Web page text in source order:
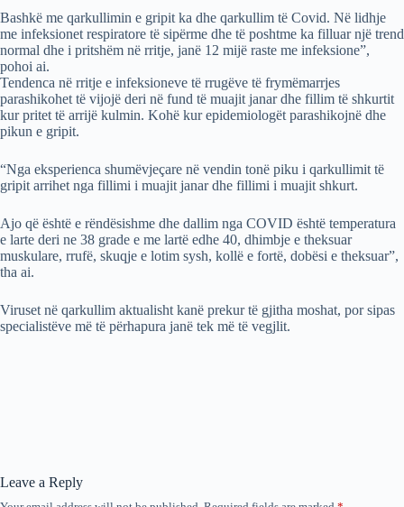
Bashkë me qarkullimin e gripit ka dhe qarkullim të Covid. Në lidhje
me infeksionet respiratore të sipërme dhe të poshtme ka filluar një trend
normal dhe i pritshëm në rritje, janë 12 mijë raste me infeksione”,
pohoi ai.
Tendenca në rritje e infeksioneve të rrugëve të frymëmarrjes
parashikohet të vijojë deri në fund të muajit janar dhe fillim të shkurtit
kur pritet të arrijë kulmin. Kohë kur epidemiologët parashikojnë dhe
pikun e gripit.
“Nga eksperienca shumëvjeçare në vendin tonë piku i qarkullimit të
gripit arrihet nga fillimi i muajit janar dhe fillimi i muajit shkurt.
Ajo që është e rëndësishme dhe dallim nga COVID është temperatura
e larte deri ne 38 grade e me lartë edhe 40, dhimbje e theksuar
muskulare, rrufë, skuqje e lotim sysh, kollë e fortë, dobësi e theksuar”,
tha ai.
Viruset në qarkullim aktualisht kanë prekur të gjitha moshat, por sipas
specialistëve më të përhapura janë tek më të vegjlit.
Leave a Reply